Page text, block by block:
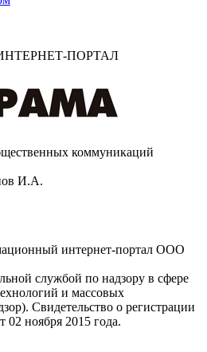
ПОРТАЛ
коммуникаций
И.А.
интернет-портал ООО
службой по надзору в сфере
и массовых
Cвидетельство о регистрации
ноября 2015 года.